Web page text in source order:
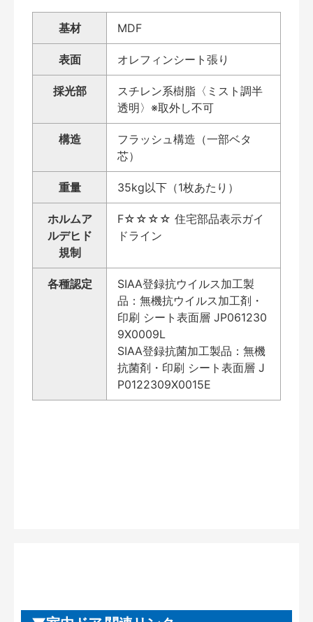
基材 MDF
表面 オレフィンシート張り
採光部
スチレン系樹脂〈ミスト調半
透明〉※取外し不可
構造
フラッシュ構造（一部ベタ
芯）
重量 35kg以下（1枚あたり）
ホルムア
ルデヒド
規制
F☆☆☆☆ 住宅部品表示ガイ
ドライン
各種認定
SIAA登録抗ウイルス加工製
品：無機抗ウイルス加工剤・
印刷 シート表面層 JP061230
9X0009L
SIAA登録抗菌加工製品：無機
抗菌剤・印刷 シート表面層 J
P0122309X0015E